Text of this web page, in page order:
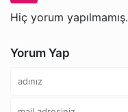
Hiç yorum yapılmamış.
Yorum Yap